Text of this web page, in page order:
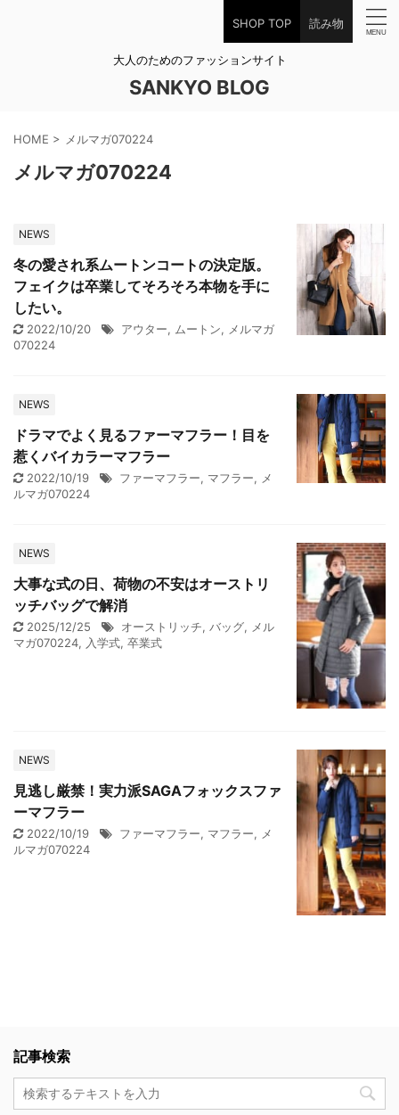
SHOP TOP 読み物
大人のためのファッションサイト
SANKYO BLOG
HOME > メルマガ070224
メルマガ070224
NEWS
冬の愛され系ムートンコートの決定版。
フェイクは卒業してそろそろ本物を手に
したい。
2022/10/20 アウター, ムートン, メルマガ
070224
NEWS
ドラマでよく見るファーマフラー！目を
惹くバイカラーマフラー
2022/10/19 ファーマフラー, マフラー, メ
ルマガ070224
NEWS
大事な式の日、荷物の不安はオーストリ
ッチバッグで解消
2025/12/25 オーストリッチ, バッグ, メル
マガ070224, 入学式, 卒業式
NEWS
見逃し厳禁！実力派SAGAフォックスファ
ーマフラー
2022/10/19 ファーマフラー, マフラー, メ
ルマガ070224
記事検索